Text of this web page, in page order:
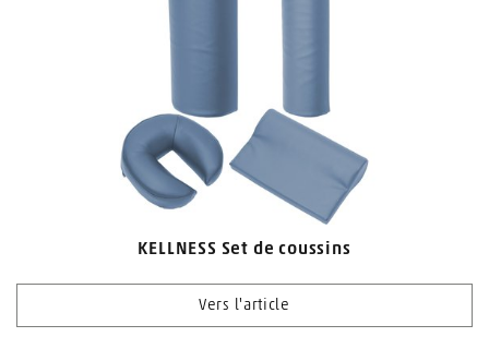
KELLNESS Set de coussins
Vers l'article